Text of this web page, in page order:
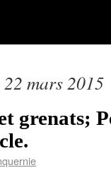
22 mars 2015
grenats;